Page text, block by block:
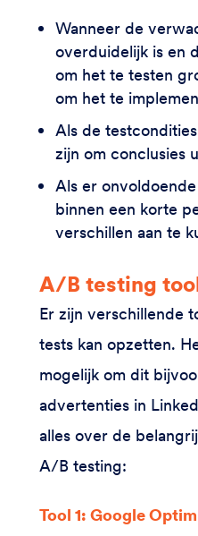
Wanneer de
overduidelijk is en
om het te testen
om het te
Als de
zijn om conclusies
Als er
binnen een korte
verschillen aan te
A/B testing
Er zijn verschillende
tests kan opzetten.
mogelijk om dit
advertenties in
alles over de
A/B testing:
Tool 1: Google